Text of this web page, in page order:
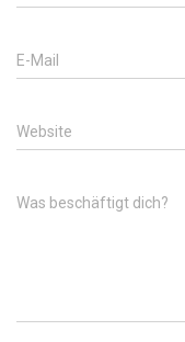
E-Mail
Website
Was beschäftigt dich?